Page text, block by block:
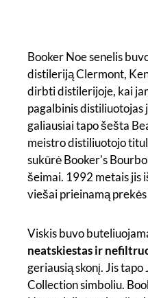
Booker Noe senelis
distileriją Clermont,
dirbti distilerijoje, kai
pagalbinis distiliuotojas
galiausiai tapo šešta
meistro distiliuotojo
sukūrė Booker's
šeimai. 1992 metais jis
viešai prieinamą
Viskis buvo
neatskiestas ir
geriausią skonį. Jis
Collection simboliu.